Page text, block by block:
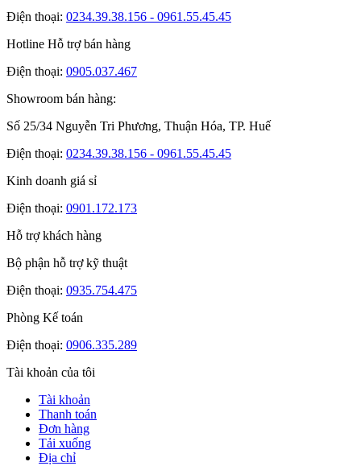
Điện thoại: 0234.39.38.156 - 0961.55.45.45
Hotline Hỗ trợ bán hàng
Điện thoại: 0905.037.467
Showroom bán hàng:
Số 25/34 Nguyễn Tri Phương, Thuận Hóa, TP. Huế
Điện thoại: 0234.39.38.156 - 0961.55.45.45
Kinh doanh giá sỉ
Điện thoại: 0901.172.173
Hỗ trợ khách hàng
Bộ phận hỗ trợ kỹ thuật
Điện thoại: 0935.754.475
Phòng Kế toán
Điện thoại: 0906.335.289
Tài khoản của tôi
Tài khoản
Thanh toán
Đơn hàng
Tải xuống
Địa chỉ